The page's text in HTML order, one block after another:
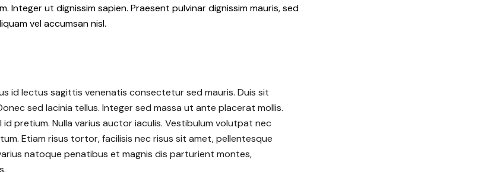
Integer ut dignissim sapien. Praesent pulvinar dignissim mauris, sed
vel accumsan nisl.
id lectus sagittis venenatis consectetur sed mauris. Duis sit
sed lacinia tellus. Integer sed massa ut ante placerat mollis.
id pretium. Nulla varius auctor iaculis. Vestibulum volutpat nec
Etiam risus tortor, facilisis nec risus sit amet, pellentesque
natoque penatibus et magnis dis parturient montes,